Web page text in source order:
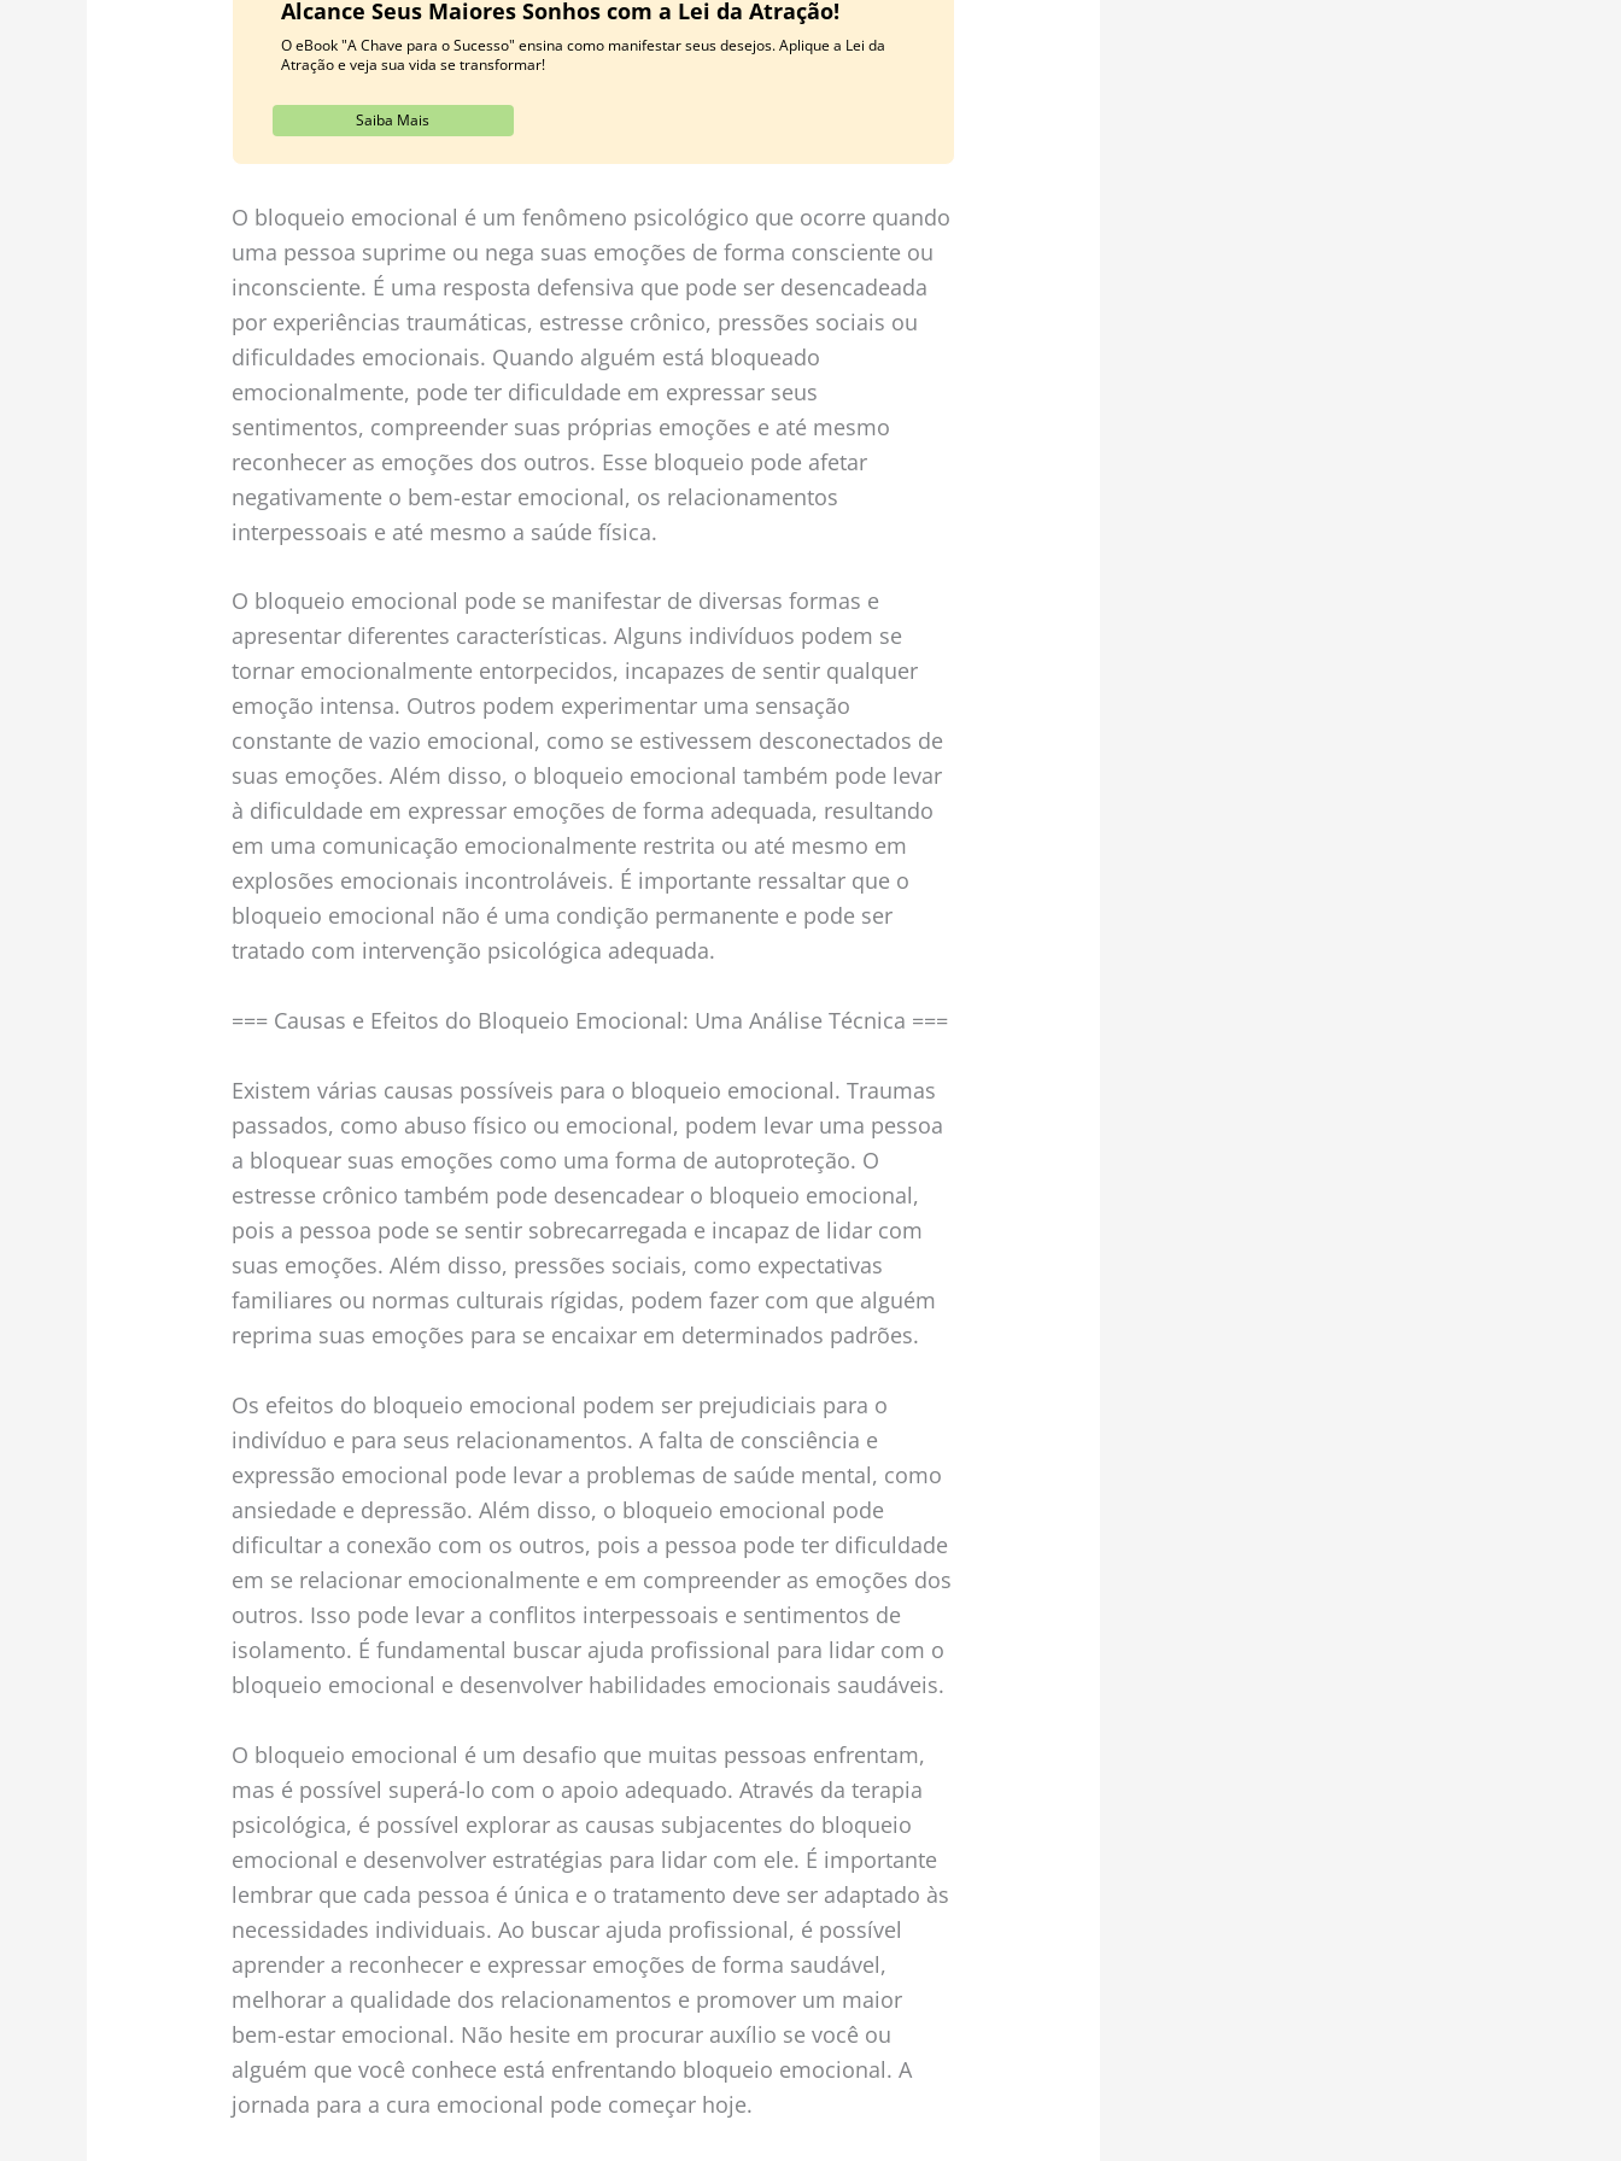
Alcance Seus Maiores Sonhos com a Lei da Atração!
O eBook "A Chave para o Sucesso" ensina como manifestar seus desejos. Aplique a Lei da
Atração e veja sua vida se transformar!
Saiba Mais
O bloqueio emocional é um fenômeno psicológico que ocorre quando
uma pessoa suprime ou nega suas emoções de forma consciente ou
inconsciente. É uma resposta defensiva que pode ser desencadeada
por experiências traumáticas, estresse crônico, pressões sociais ou
dificuldades emocionais. Quando alguém está bloqueado
emocionalmente, pode ter dificuldade em expressar seus
sentimentos, compreender suas próprias emoções e até mesmo
reconhecer as emoções dos outros. Esse bloqueio pode afetar
negativamente o bem-estar emocional, os relacionamentos
interpessoais e até mesmo a saúde física.
O bloqueio emocional pode se manifestar de diversas formas e
apresentar diferentes características. Alguns indivíduos podem se
tornar emocionalmente entorpecidos, incapazes de sentir qualquer
emoção intensa. Outros podem experimentar uma sensação
constante de vazio emocional, como se estivessem desconectados de
suas emoções. Além disso, o bloqueio emocional também pode levar
à dificuldade em expressar emoções de forma adequada, resultando
em uma comunicação emocionalmente restrita ou até mesmo em
explosões emocionais incontroláveis. É importante ressaltar que o
bloqueio emocional não é uma condição permanente e pode ser
tratado com intervenção psicológica adequada.
=== Causas e Efeitos do Bloqueio Emocional: Uma Análise Técnica ===
Existem várias causas possíveis para o bloqueio emocional. Traumas
passados, como abuso físico ou emocional, podem levar uma pessoa
a bloquear suas emoções como uma forma de autoproteção. O
estresse crônico também pode desencadear o bloqueio emocional,
pois a pessoa pode se sentir sobrecarregada e incapaz de lidar com
suas emoções. Além disso, pressões sociais, como expectativas
familiares ou normas culturais rígidas, podem fazer com que alguém
reprima suas emoções para se encaixar em determinados padrões.
Os efeitos do bloqueio emocional podem ser prejudiciais para o
indivíduo e para seus relacionamentos. A falta de consciência e
expressão emocional pode levar a problemas de saúde mental, como
ansiedade e depressão. Além disso, o bloqueio emocional pode
dificultar a conexão com os outros, pois a pessoa pode ter dificuldade
em se relacionar emocionalmente e em compreender as emoções dos
outros. Isso pode levar a conflitos interpessoais e sentimentos de
isolamento. É fundamental buscar ajuda profissional para lidar com o
bloqueio emocional e desenvolver habilidades emocionais saudáveis.
O bloqueio emocional é um desafio que muitas pessoas enfrentam,
mas é possível superá-lo com o apoio adequado. Através da terapia
psicológica, é possível explorar as causas subjacentes do bloqueio
emocional e desenvolver estratégias para lidar com ele. É importante
lembrar que cada pessoa é única e o tratamento deve ser adaptado às
necessidades individuais. Ao buscar ajuda profissional, é possível
aprender a reconhecer e expressar emoções de forma saudável,
melhorar a qualidade dos relacionamentos e promover um maior
bem-estar emocional. Não hesite em procurar auxílio se você ou
alguém que você conhece está enfrentando bloqueio emocional. A
jornada para a cura emocional pode começar hoje.